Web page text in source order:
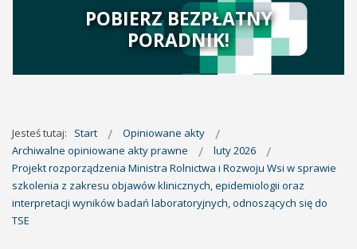
POBIERZ BEZPŁATNY
PORADNIK!
Jesteś tutaj: Start
Opiniowane akty
Archiwalne opiniowane akty prawne
luty 2026
Projekt rozporządzenia Ministra Rolnictwa i Rozwoju Wsi w sprawie
szkolenia z zakresu objawów klinicznych, epidemiologii oraz
interpretacji wyników badań laboratoryjnych, odnoszących się do
TSE